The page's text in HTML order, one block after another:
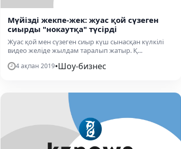
Мүйізді жекпе-жек: жуас қой сүзеген
сиырды "нокаутқа" түсірді
Жуас қой мен сүзеген сиыр күш сынасқан күлкілі
видео желіде жылдам таралып жатыр. Қ...
4 ақпан 2019•Шоу-бизнес